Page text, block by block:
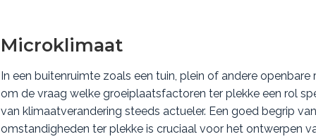
Microklimaat
In een buitenruimte zoals een tuin, plein of andere
om de vraag welke groeiplaatsfactoren ter plekke een rol
van klimaatverandering steeds actueler. Een goed begrip
omstandigheden ter plekke is cruciaal voor het ontwerpen